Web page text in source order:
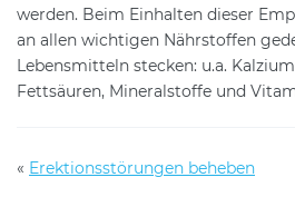
werden. Beim Einhalten dieser
an allen wichtigen Nährstoffen
Lebensmitteln stecken: u.a.
Fettsäuren, Mineralstoffe und
« Erektionsstörungen beheben